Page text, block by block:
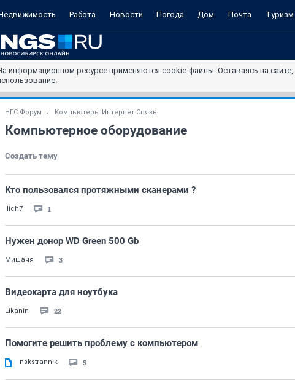
Работа Новости Погода Дом Почта Туризм
информационном ресурсе применяются cookie-файлы. Оставаясь на
НГС.Форум Компьютеры Интернет Связь
Компьютерное оборудование
Создать тему
Кто пользовался протяжными сканерами ?
Ilich7 1
Нужен донор WD Green 500 Gb
Мишаня 3
Видеокарта для ноутбука
Likanin 22
Помогите решить проблему с компьютером
nskstrannik 5